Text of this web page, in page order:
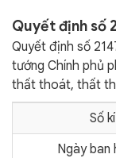
Quyết định số
Quyết định số
tướng Chính phủ
thất thoát, thất
Số
Ngày ban